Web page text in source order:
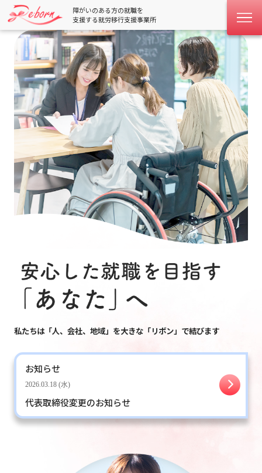
障がいのある方の就職を
支援する就労移行支援事業所
私たちは「人、会社、地域」を大きな「リボン」で結びます
お知らせ
2026.03.18 (水)
代表取締役変更のお知らせ